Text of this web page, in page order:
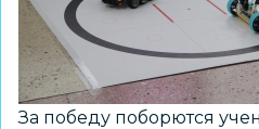
За победу поборются